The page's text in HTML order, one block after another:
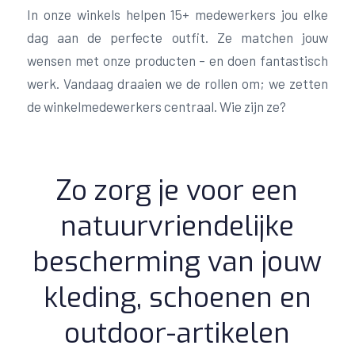
In onze winkels helpen 15+ medewerkers jou elke
dag aan de perfecte outfit. Ze matchen jouw
wensen met onze producten – en doen fantastisch
werk. Vandaag draaien we de rollen om; we zetten
de winkelmedewerkers centraal. Wie zijn ze?
Zo zorg je voor een
natuurvriendelijke
bescherming van jouw
kleding, schoenen en
outdoor-artikelen